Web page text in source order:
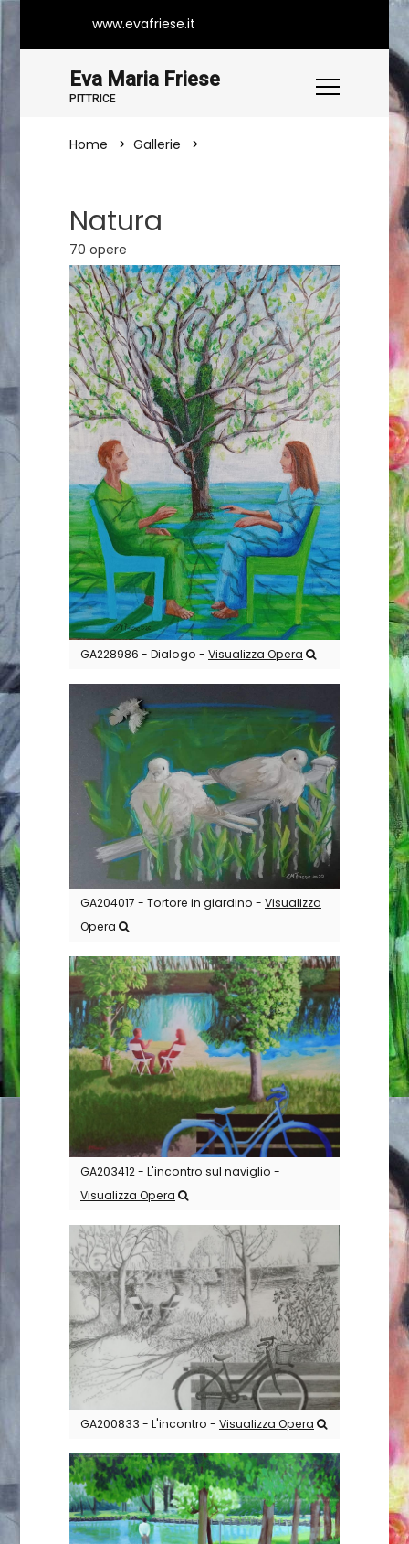
www.evafriese.it
Eva Maria Friese
PITTRICE
Home Gallerie
GA228986 - Dialogo - Visualizza Opera
GA204017 - Tortore in giardino - Visualizza
Opera
GA203412 - L'incontro sul naviglio -
Visualizza Opera
GA200833 - L'incontro - Visualizza Opera
Natura
70 opere